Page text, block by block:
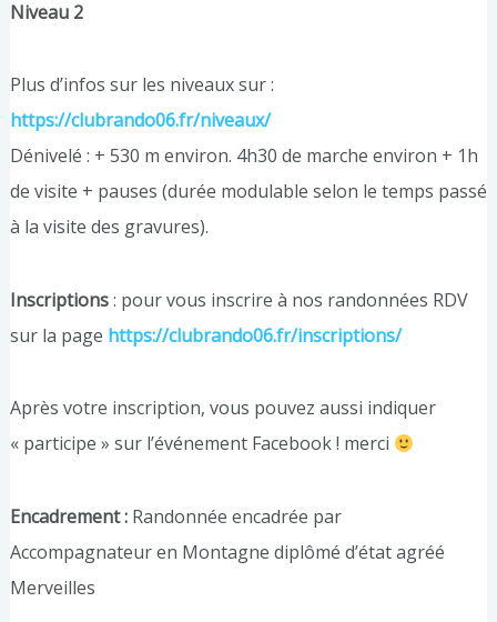
Niveau 2
Plus d’infos sur les niveaux sur :
https://clubrando06.fr/niveaux/
Dénivelé : + 530 m environ. 4h30 de marche environ + 1h
de visite + pauses (durée modulable selon le temps passé
à la visite des gravures).
Inscriptions: pour vous inscrire à nos randonnées RDV
sur la page https://clubrando06.fr/inscriptions/
Après votre inscription, vous pouvez aussi indiquer
« participe » sur l’événement Facebook ! merci
Encadrement :Randonnée encadrée par
Accompagnateur en Montagne diplômé d’état agréé
Merveilles